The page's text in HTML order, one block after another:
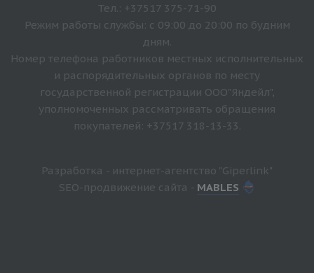
Тел.: +37517 375-71-90
Режим работы службы: с 09:00 до 20:00 по будним
дням.
Номер телефона работников местных исполнительных
и распорядительных органов по месту
государственной регистрации ООО"Яндейл",
уполномоченных рассматривать обращения
покупателей: +37517 318-13-33.
Разработка - интернет-агентство "Giperlink"
SEO-продвижение сайта - MABLES